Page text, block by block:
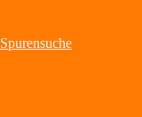
Spurensuche